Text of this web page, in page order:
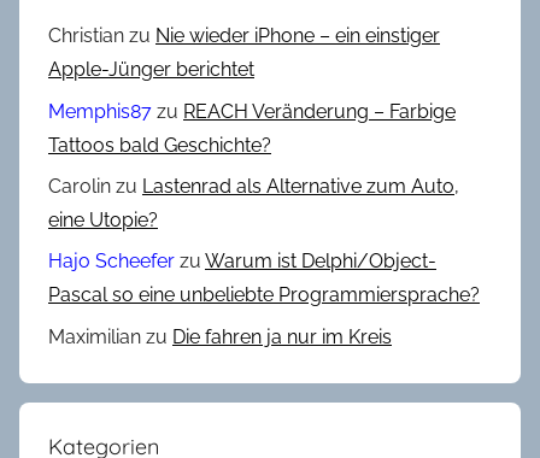
r
o
e
k
t
e
_
2
Christian zu Nie wieder iPhone – ein einstiger
Apple-Jünger berichtet
Memphis87 zu REACH Veränderung – Farbige
Tattoos bald Geschichte?
Carolin zu Lastenrad als Alternative zum Auto,
eine Utopie?
Hajo Scheefer zu Warum ist Delphi/Object-
Pascal so eine unbeliebte Programmiersprache?
Maximilian zu Die fahren ja nur im Kreis
Kategorien